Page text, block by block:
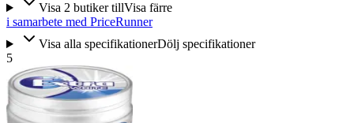
Visa 2 butiker tillVisa färre
i samarbete med PriceRunner
Visa alla specifikationerDölj specifikationer
5